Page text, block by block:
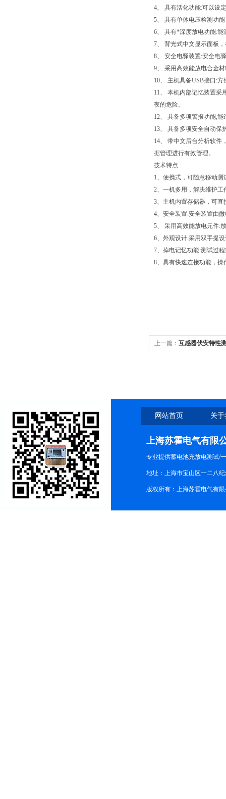
4、 具有活化功能:可以设
5、 具有单体电压检测功
6、 具有*深度放电功能:
7、 背光式中文显示面板
8、 安全电驿装置:安全电
9、 采用高效能放电合金
10、 主机具备USB接口:
11、 本机内部记忆装置采
夜的危险。
12、 具备多项警报功能;
13、 具备多项安全自动保
14、 带中文后台分析软件
据管理进行有效管理。
技术特点
1、便携式，可随意移动测
2、一机多用，解决维护工
3、主机内置存储器，可
4、安全装置:安全装置由
5、 采用高效能放电元件:
6、外观设计:采用双手提
7、掉电记忆功能:测试过
8、具有快速连接功能，操
上一篇： 互感器伏安特性
网站首页 关
上海苏霍电气有限
专业提供蓄电池充放电测试/
地址：上海市宝山区一二八纪
版权所有：上海苏霍电气有